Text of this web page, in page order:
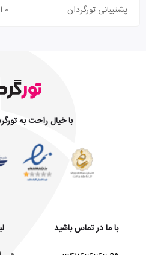
پشتیبانی تورگردان
0 امتیاز
با خیال راحت به
با ما در تماس باشید